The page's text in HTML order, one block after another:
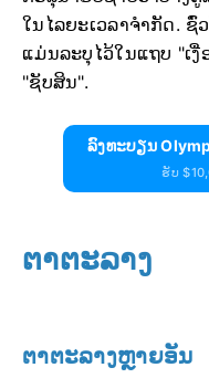
ໃນໄລຍະເວລາຈຳກັດ.
ແມ່ນລະບຸໄວ້ໃນແຖບ "ເ
"ຊັບສິນ".
ລົງທະບຽນ
ຮັບ
ຕາຕະລາງ
ຕາຕະລາງຫຼາຍອັນ